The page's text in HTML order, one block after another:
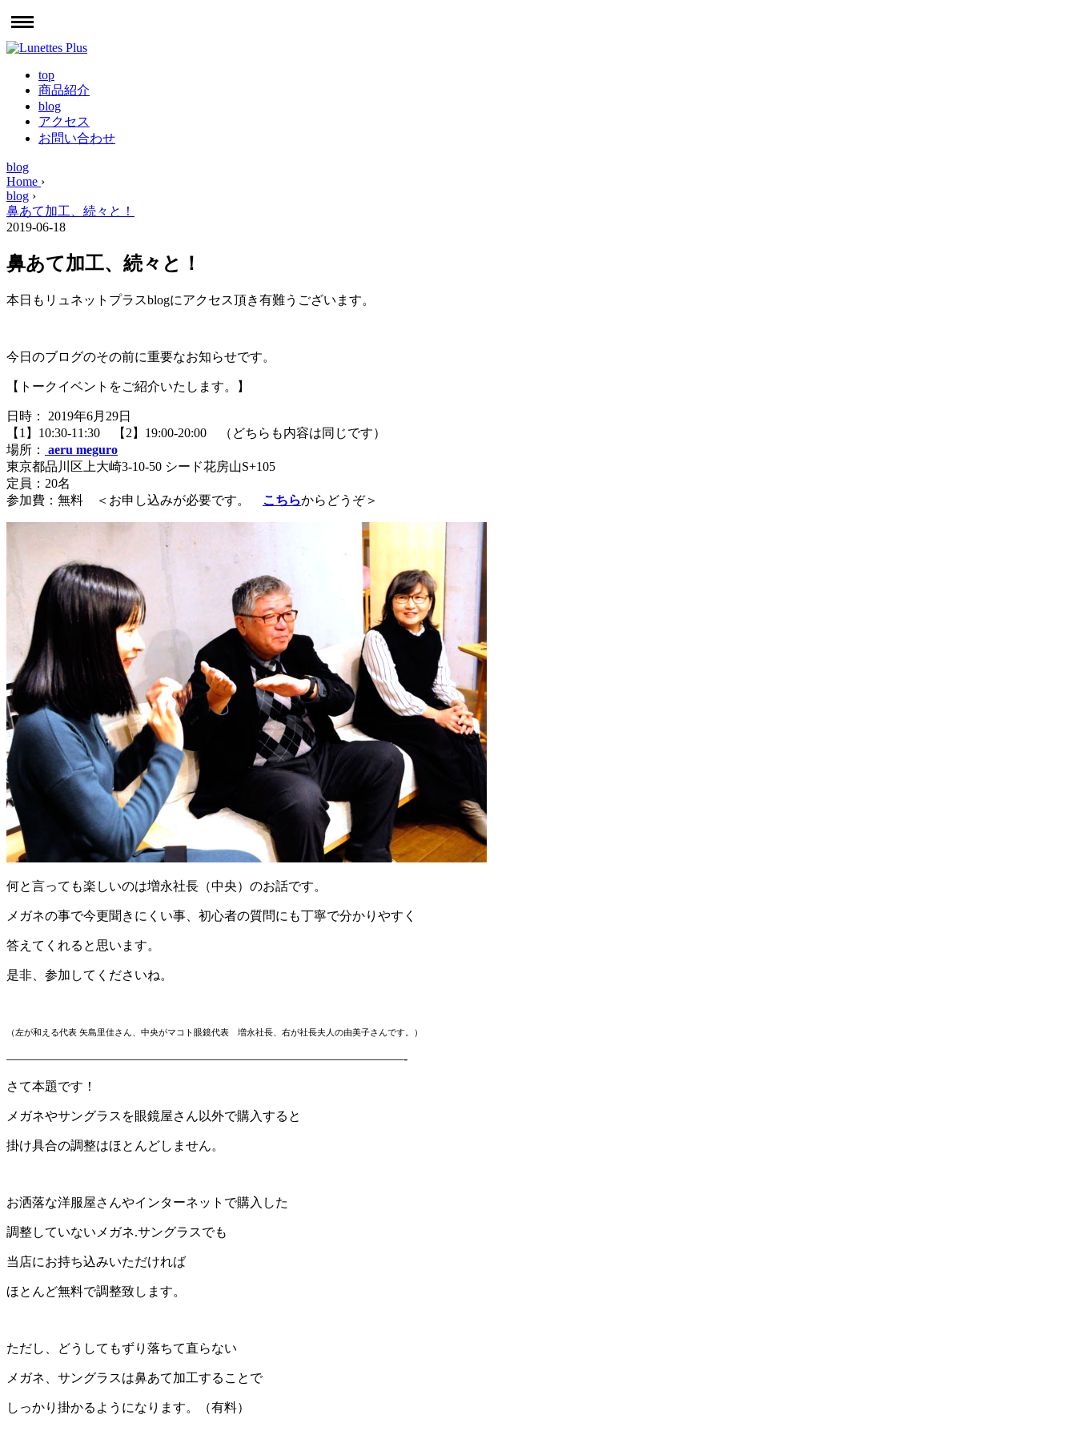
top
商品紹介
blog
アクセス
お問い合わせ
blog
Home ›
blog ›
鼻あて加工、続々と！
2019-06-18
鼻あて加工、続々と！
本日もリュネットプラスblogにアクセス頂き有難うございます。
今日のブログのその前に重要なお知らせです。
【トークイベントをご紹介いたします。】
日時： 2019年6月29日
【1】10:30-11:30 【2】19:00-20:00 （どちらも内容は同じです）
場所：
aeru meguro
東京都品川区上大崎3-10-50 シード花房山S+105
定員：20名
参加費：無料 ＜お申し込みが必要です。 こちらからどうぞ＞
何と言っても楽しいのは増永社長（中央）のお話です。
メガネの事で今更聞きにくい事、初心者の質問にも丁寧で分かりやすく
答えてくれると思います。
是非、参加してくださいね。
（左が和える代表 矢島里佳さん、中央がマコト眼鏡代表 増永社長、 右が社長夫人の由美子さんです。）
———————————————————————————————-
さて本題です！
メガネやサングラスを眼鏡屋さん以外で購入すると
掛け具合の調整はほとんどしません。
お洒落な洋服屋さんやインターネットで購入した
調整していないメガネ.サングラスでも
当店にお持ち込みいただければ
ほとんど無料で調整致します。
ただし、どうしてもずり落ちて直らない
メガネ、サングラスは鼻あて加工することで
しっかり掛かるようになります。（有料）